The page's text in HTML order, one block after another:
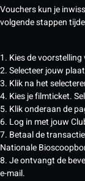
Vouchers kun je
volgende stappen
1. Kies de
2. Selecteer jouw
3. Klik na het
4. Kies je filmticket.
5. Klik onderaan de
6. Log in met jouw
7. Betaal de
Nationale
8. Je ontvangt de
e-mail.